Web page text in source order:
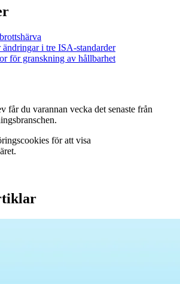
i tre ISA-standarder
för granskning av hållbarhet
får du varannan vecka det senaste från
för att visa